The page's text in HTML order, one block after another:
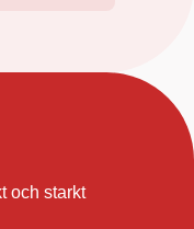
och starkt